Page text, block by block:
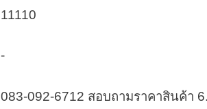
11110
-
083-092-6712 สอบถามราคาสินค้า